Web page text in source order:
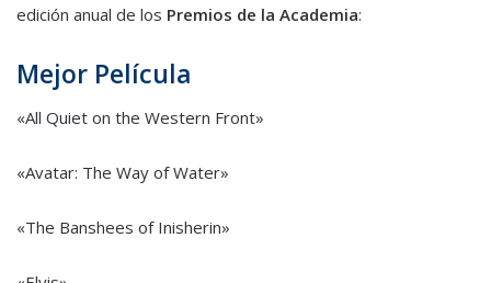
edición anual de los Premios de la Academia:
Mejor Película
«All Quiet on the Western Front»
«Avatar: The Way of Water»
«The Banshees of Inisherin»